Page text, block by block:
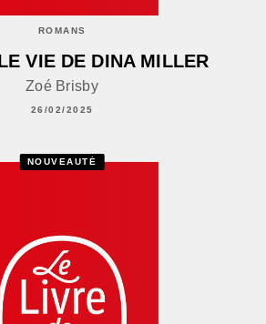
ROMANS
VIE DE DINA MILLER
Zoé Brisby
26/02/2025
NOUVEAUTÉ